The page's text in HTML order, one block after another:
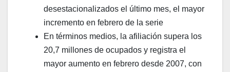
desestacionalizados el último mes, el mayor
incremento en febrero de la serie
En términos medios, la afiliación supera los
20,7 millones de ocupados y registra el
mayor aumento en febrero desde 2007, con